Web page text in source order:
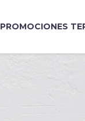
PROMOCIONES